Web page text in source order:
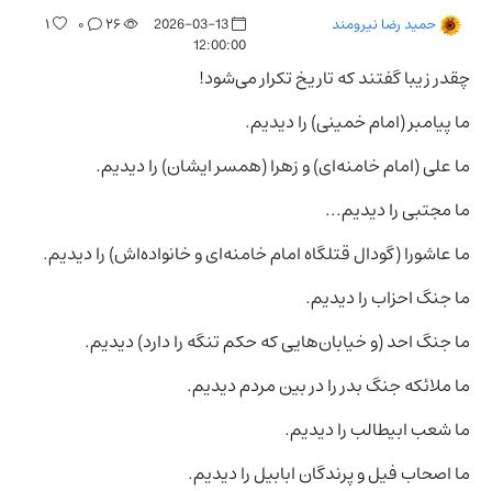
حمید رضا نیرومند
2026-03-13
12:00:00
۲۶ ۰ ۱
چقدر زیبا گفتند که تاریخ تکرار می‌شود!
ما پیامبر (امام خمینی) را دیدیم.
ما علی (امام خامنه‌ای) و زهرا (همسر ایشان) را دیدیم.
ما مجتبی را دیدیم...
ما عاشورا (گودال قتلگاه امام خامنه‌ای و خانواده‌اش) را دیدیم.
ما جنگ احزاب را دیدیم.
ما جنگ احد (و خیابان‌هایی که حکم تنگه را دارد) دیدیم.
ما ملائکه جنگ بدر را در بین مردم دیدیم.
ما شعب ابیطالب را دیدیم.
ما اصحاب فیل و پرندگان ابابیل را دیدیم.